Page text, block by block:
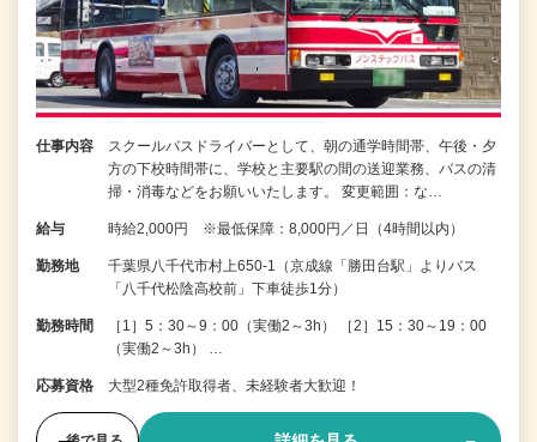
仕事内容
スクールバスドライバーとして、朝の通学時間帯、午後・夕
方の下校時間帯に、学校と主要駅の間の送迎業務、バスの清
掃・消毒などをお願いいたします。 変更範囲：な…
給与 時給2,000円 ※最低保障：8,000円／日（4時間以内）
勤務地
千葉県八千代市村上650-1（京成線「勝田台駅」よりバス
「八千代松陰高校前」下車徒歩1分）
勤務時間
［1］5：30～9：00（実働2～3h） ［2］15：30～19：00
（実働2～3h） …
応募資格 大型2種免許取得者、未経験者大歓迎！